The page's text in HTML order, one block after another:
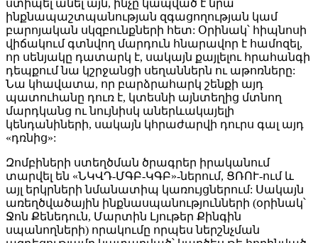
ստիպել անել այն, ինչը կապված է նրա՝
ինքնապաշտպանության զգացողության կամ
բարոյական սկզբունքների հետ: Օրինակ՝ հիպնոսի
վիճակում գտնվող մարդուն հնարավոր է համոզել,
որ սենյակը դատարկ է, սակայն քայլելու հրահանգի
դեպքում նա կշրջանցի սեղաններն ու աթոռները:
Նա կհավատա, որ բարձրահարկ շենքի այդ
պատուհանը դուռ է, կտեսնի այնտեղից մտնող
մարդկանց ու նույնիսկ աներևակայելի
կենդանիների, սակայն կհրաժարվի դուրս գալ այդ
«դռնից»:
Զոմբիների ստեղծման ծրագրեր իրականում
տարվել են «ՆԿՎԴ-ՄԳԲ-ԿԳԲ»-ներում, ՑՌՈՒ-ում և
այլ երկրների նմանատիպ կառույցներում: Սակայն
առեղծվածային ինքնասպանությունների (օրինակ՝
Ջոն Քենեդուն, Մարտին Լյութեր Քինգին
սպանողների) որակումը որպես ներշնչման